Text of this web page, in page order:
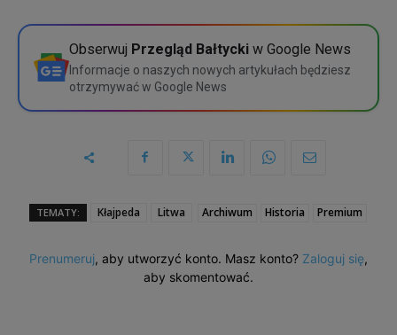
Szczegółowe porównanie
Obserwuj Przegląd Bałtycki w Google News
Informacje o naszych nowych artykułach będziesz
otrzymywać w Google News
TEMATY: Kłajpeda Litwa Archiwum Historia Premium
Prenumeruj, aby utworzyć konto. Masz konto? Zaloguj się,
aby skomentować.